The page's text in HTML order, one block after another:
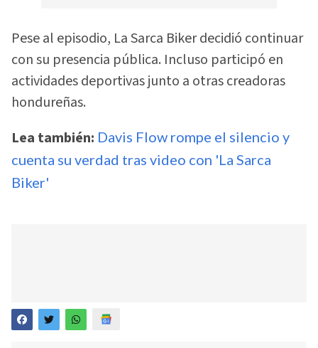
Pese al episodio, La Sarca Biker decidió continuar
con su presencia pública. Incluso participó en
actividades deportivas junto a otras creadoras
hondureñas.
Lea también: Davis Flow rompe el silencio y
cuenta su verdad tras video con 'La Sarca
Biker'